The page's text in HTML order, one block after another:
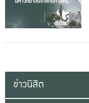
ข่าวนิสิต